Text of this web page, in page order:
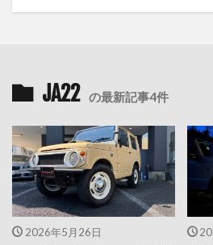
JA22 の最新記事4件
2026年5月26日